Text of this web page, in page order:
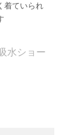
着ていられ
水ショー